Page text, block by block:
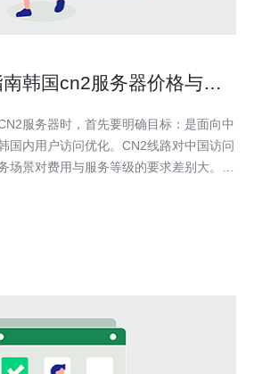
韩国cn2服务器价格与服
服务器时，首先要明确目标：是面向中
国内用户访问优化。CN2线路对中国访问
场景对费用与服务等级的要求差别大。
缓存费用、以及域名和管理服务这四